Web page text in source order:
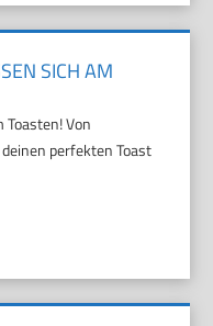
SICH AM
Von
perfekten Toast